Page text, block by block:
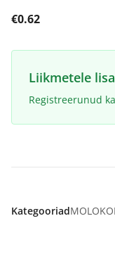
€0.62
Liikmetele
Registreerunud
Kategooriad